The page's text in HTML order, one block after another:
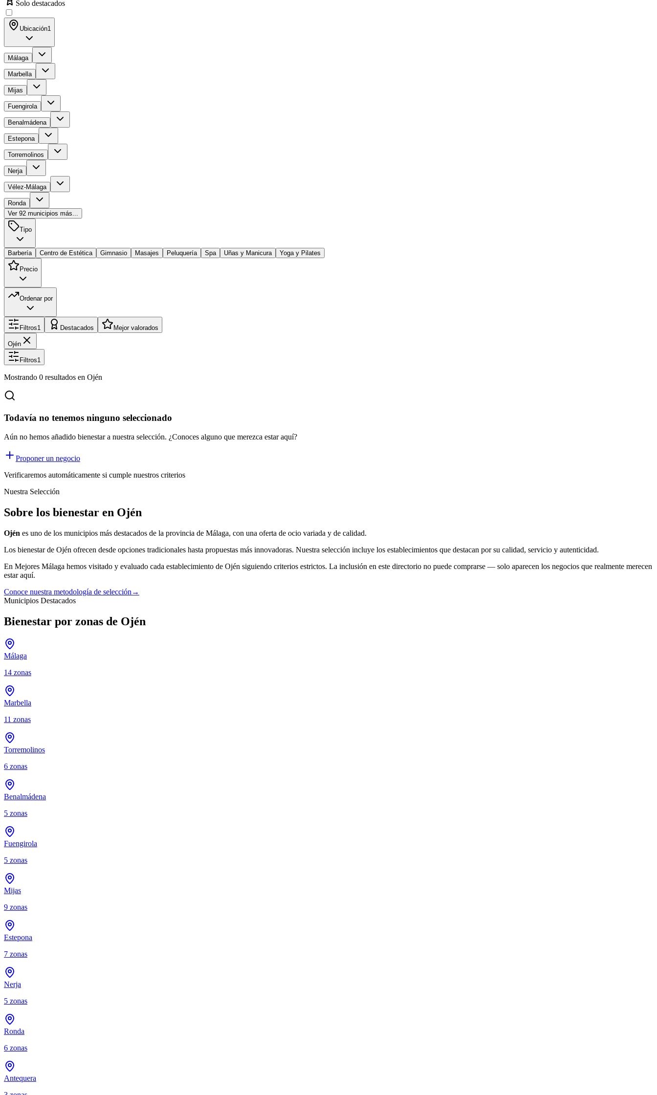
Solo destacados
Ubicación1
Málaga
Marbella
Mijas
Fuengirola
Benalmádena
Estepona
Torremolinos
Nerja
Vélez-Málaga
Ronda
Ver 92 municipios más...
Tipo
Barbería Centro de Estética Gimnasio Masajes Peluquería Spa Uñas y Manicura Yoga y Pilates
Precio
Ordenar por
Filtros1 Destacados Mejor valorados
Ojén
Filtros1
Mostrando 0 resultados en Ojén
Todavía no tenemos ninguno seleccionado
Aún no hemos añadido bienestar a nuestra selección. ¿Conoces alguno que merezca estar aquí?
Proponer un negocio
Verificaremos automáticamente si cumple nuestros criterios
Nuestra Selección
Sobre los bienestar en Ojén
Ojén es uno de los municipios más destacados de la provincia de Málaga, con una oferta de ocio variada y de calidad.
Los bienestarde Ojén ofrecen desde opciones tradicionales hasta propuestas más innovadoras. Nuestra selección incluye los establecimientos que destacan por su calidad, servicio y autenticidad.
En Mejores Málaga hemos visitado y evaluado cada establecimiento de Ojén siguiendo criterios estrictos. La inclusión en este directorio no puede comprarse — solo aparecen los negocios que realmente merecen
estar aquí.
Conoce nuestra metodología de selección →
Municipios Destacados
Bienestar por zonas de Ojén
Málaga
14 zonas
Marbella
11 zonas
Torremolinos
6 zonas
Benalmádena
5 zonas
Fuengirola
5 zonas
Mijas
9 zonas
Estepona
7 zonas
Nerja
5 zonas
Ronda
6 zonas
Antequera